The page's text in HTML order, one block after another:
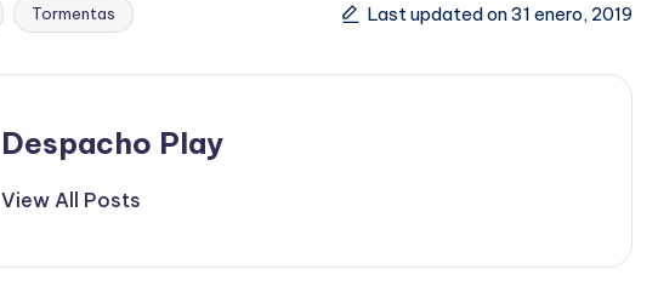
Tormentas Last updated on 31 enero, 2019
Despacho Play
View All Posts